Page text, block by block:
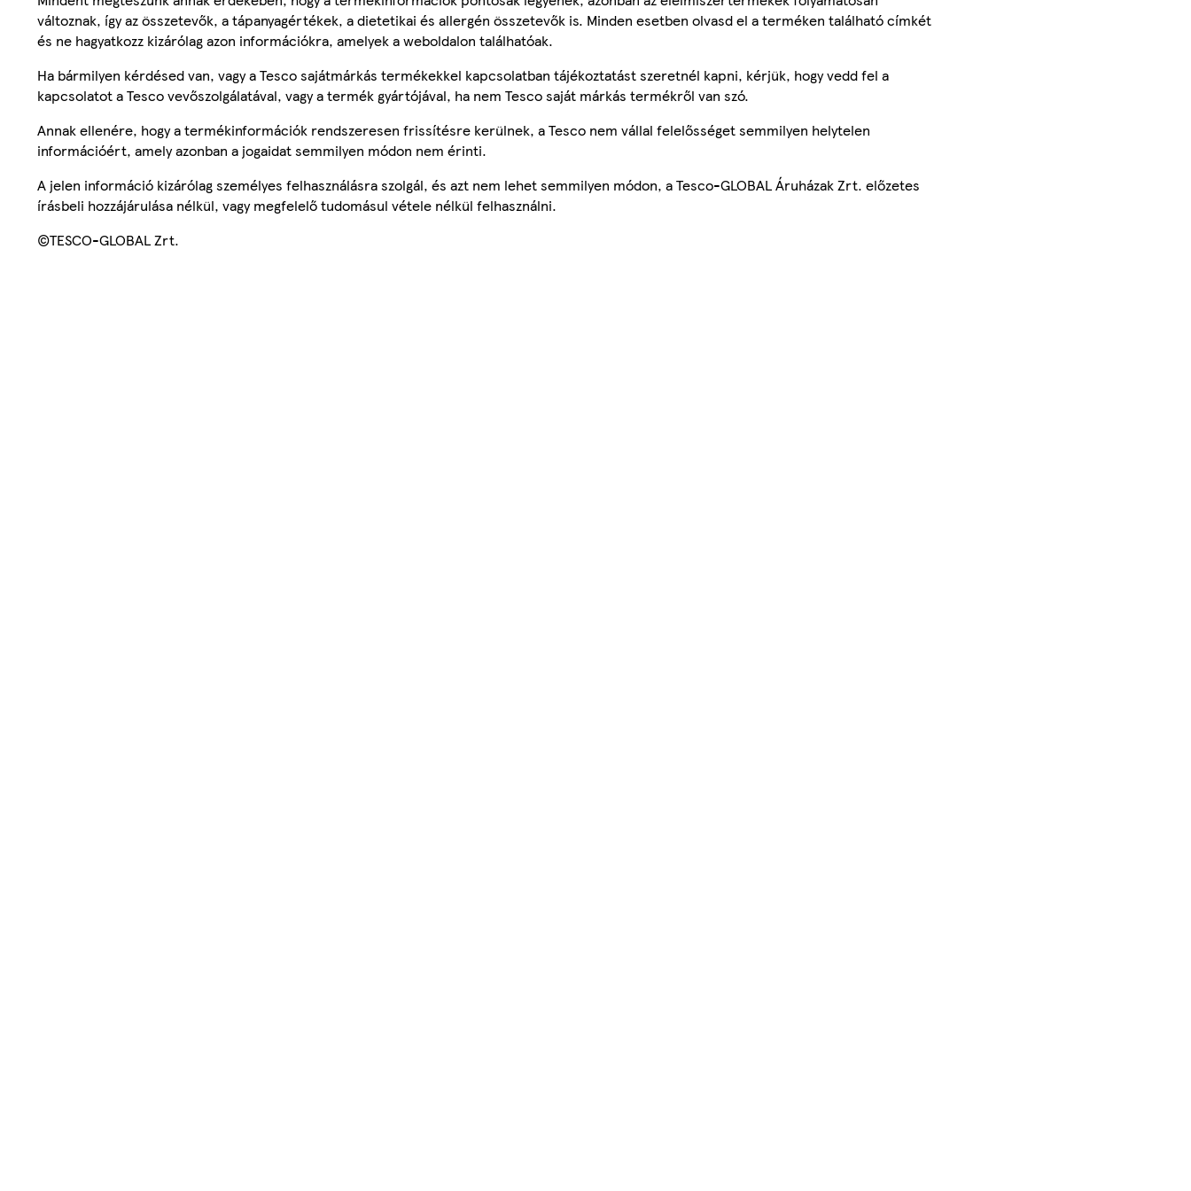
változnak, így az összetevők, a tápanyagértékek, a dietetikai és allergén összetevők is. Minden esetben olvasd el a terméken található címkét
és ne hagyatkozz kizárólag azon információkra, amelyek a weboldalon találhatóak.
Ha bármilyen kérdésed van, vagy a Tesco sajátmárkás termékekkel kapcsolatban tájékoztatást szeretnél kapni, kérjük, hogy vedd fel a
kapcsolatot a Tesco vevőszolgálatával, vagy a termék gyártójával, ha nem Tesco saját márkás termékről van szó.
Annak ellenére, hogy a termékinformációk rendszeresen frissítésre kerülnek, a Tesco nem vállal felelősséget semmilyen helytelen
információért, amely azonban a jogaidat semmilyen módon nem érinti.
A jelen információ kizárólag személyes felhasználásra szolgál, és azt nem lehet semmilyen módon, a Tesco-GLOBAL Áruházak Zrt. előzetes
írásbeli hozzájárulása nélkül, vagy megfelelő tudomásul vétele nélkül felhasználni.
©TESCO-GLOBAL Zrt.